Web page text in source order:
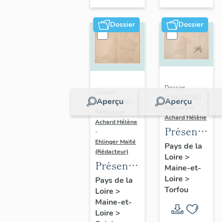
sur-
Moine
Dossier
Aperçu
IA49010572 |
Achard Hélène
-
Ehlinger Maïté
(Rédacteur)
Présentation
du
patrimoine
industriel
Pays de la
Loire >
Maine-et-
Loire >
Dossier
Aperçu
Dossier
IA49010556 |
Réalisé par
Achard Hélène
du
patrimoine
industriel
de la
commune
de
Pays de la
Loire >
Maine-et-
Loire >
Torfou